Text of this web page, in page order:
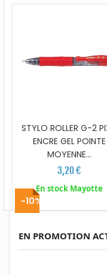
STYLO ROLLER G-2
ENCRE GEL POINTE
MOYENNE...
3,20 €
En stock Mayotte
EN PROMOTION
-10%